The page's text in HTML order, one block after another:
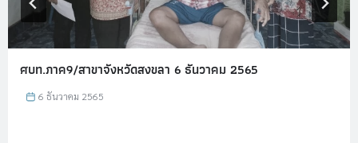
ศบท.ภาค9/สาขาจังหวัดสงขลา 6 ธันวาคม 2565
6 ธันวาคม 2565